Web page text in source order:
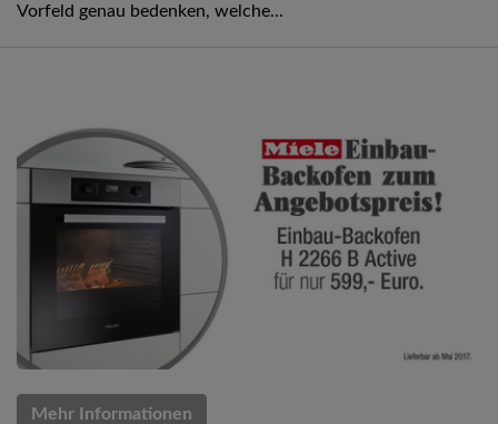
Vorfeld genau bedenken, welche...
Mehr Informationen